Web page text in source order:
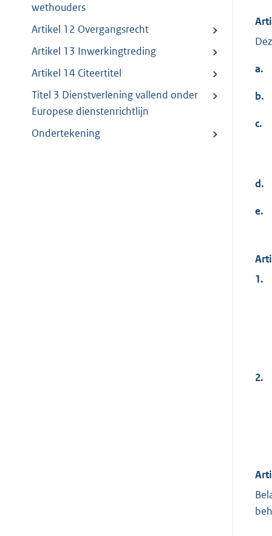
wethouders
Artikel 12 Overgangsrecht
Artikel 13 Inwerkingtreding
Artikel 14 Citeertitel
Titel 3 Dienstverlening vallend onder
Europese dienstenrichtlijn
Ondertekening
a.
b.
c.
d.
e.
1.
2.